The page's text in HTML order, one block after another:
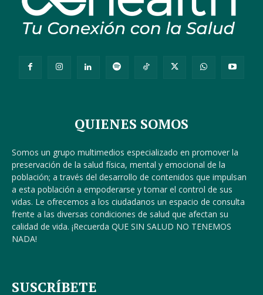
QUIENES SOMOS
Somos un grupo multimedios especializado en promover la
preservación de la salud física, mental y emocional de la
población; a través del desarrollo de contenidos que impulsan
a esta población a empoderarse y tomar el control de sus
vidas. Le ofrecemos a los ciudadanos un espacio de consulta
frente a las diversas condiciones de salud que afectan su
calidad de vida. ¡Recuerda QUE SIN SALUD NO TENEMOS
NADA!
SUSCRÍBETE